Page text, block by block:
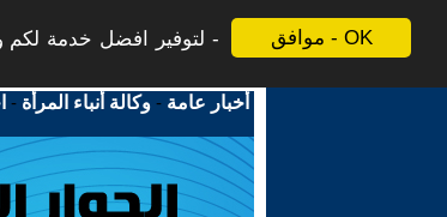
موافق - OK
لتوفير افضل خدمة لكم
أخبار عامة -وكالة أنباء المرأة -